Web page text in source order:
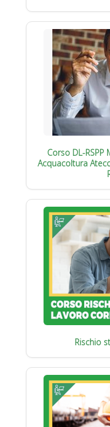
Corso DL-
Acquacoltura
Rischio